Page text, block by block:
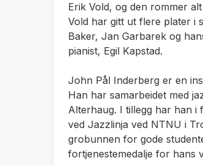
Erik Vold, og den rommer
Vold har gitt ut flere plater i
Baker, Jan Garbarek og
pianist, Egil Kapstad.
John Pål Inderberg er en
Han har samarbeidet med
Alterhaug. I tillegg har han
ved Jazzlinja ved NTNU i
grobunnen for gode
fortjenestemedalje for hans